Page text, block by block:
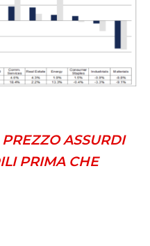
ASSURDI
PRIMA CHE